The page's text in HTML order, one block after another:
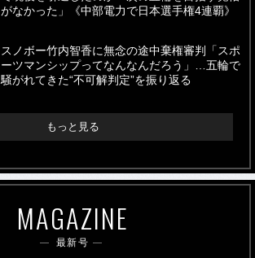
がなかった」《中部電力で日本選手権4連覇》
スノボー竹内智香に無念の途中棄権審判「スポ
ーツマンシップってなんなんだろう」…五輪で
騒がれてきた“不可解判定”を振り返る
もっと見る
MAGAZINE
最新号